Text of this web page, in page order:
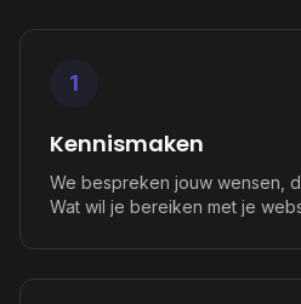
1
Kennismaken
We bespreken jouw wensen,
Wat wil je bereiken met je